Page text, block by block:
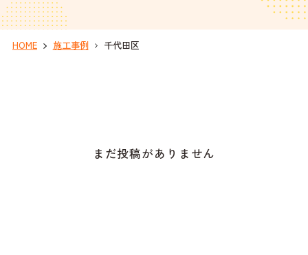
HOME 施工事例 千代田区
まだ投稿がありません